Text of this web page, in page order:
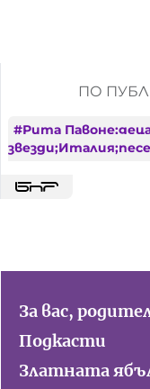
ПО
#Рита
За вас,
Подкасти
Златната